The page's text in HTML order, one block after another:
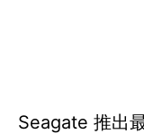
Seagate 推出